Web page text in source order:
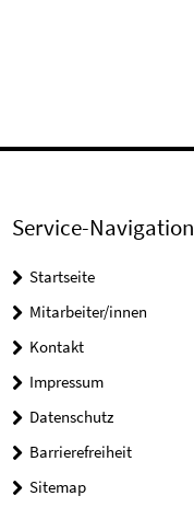
Service-Navigation
Startseite
Mitarbeiter/innen
Kontakt
Impressum
Datenschutz
Barrierefreiheit
Sitemap